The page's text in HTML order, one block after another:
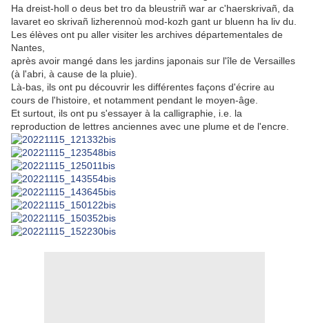
Ha dreist-holl o deus bet tro da bleustriñ war ar c'haerskrivañ, da
lavaret eo skrivañ lizherennoù mod-kozh gant ur bluenn ha liv du.
Les élèves ont pu aller visiter les archives départementales de
Nantes,
après avoir mangé dans les jardins japonais sur l'île de Versailles
(à l'abri, à cause de la pluie).
Là-bas, ils ont pu découvrir les différentes façons d'écrire au
cours de l'histoire, et notamment pendant le moyen-âge.
Et surtout, ils ont pu s'essayer à la calligraphie, i.e. la
reproduction de lettres anciennes avec une plume et de l'encre.